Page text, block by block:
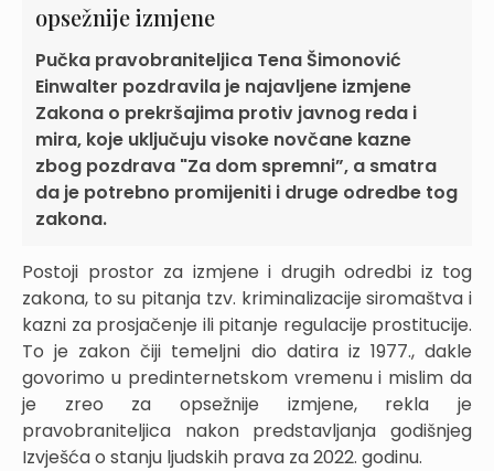
opsežnije izmjene
Pučka pravobraniteljica Tena Šimonović
Einwalter pozdravila je najavljene izmjene
Zakona o prekršajima protiv javnog reda i
mira, koje uključuju visoke novčane kazne
zbog pozdrava "Za dom spremni”, a smatra
da je potrebno promijeniti i druge odredbe tog
zakona.
Postoji prostor za izmjene i drugih odredbi iz tog
zakona, to su pitanja tzv. kriminalizacije siromaštva i
kazni za prosjačenje ili pitanje regulacije prostitucije.
To je zakon čiji temeljni dio datira iz 1977., dakle
govorimo u predinternetskom vremenu i mislim da
je zreo za opsežnije izmjene, rekla je
pravobraniteljica nakon predstavljanja godišnjeg
Izvješća o stanju ljudskih prava za 2022. godinu.